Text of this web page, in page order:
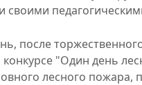
своими
после
"Один день
лесного пожара,